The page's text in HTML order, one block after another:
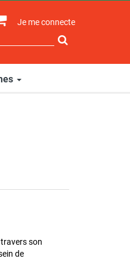
Je me connecte
son
de